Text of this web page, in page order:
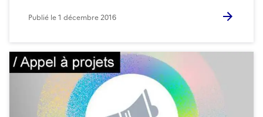
Publié le1 décembre 2016